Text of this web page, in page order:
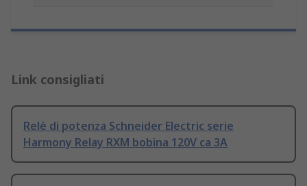
Link consigliati
Relè di potenza Schneider Electric serie
Harmony Relay RXM bobina 120V ca 3A